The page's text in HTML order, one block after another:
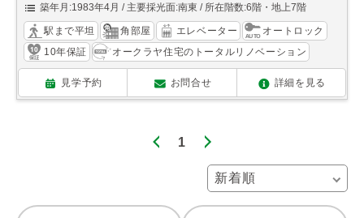
築年月:1983年4月
主要採光面:南東 所在階数:6階・地上7階
駅まで平坦 角部屋 エレベーター
オートロック
10年保証
オークラヤ住宅のトータルリノベーション
見学予約 お問合せ 詳細を見る
1